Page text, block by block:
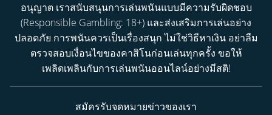
อนุญาต เราสนับสนุนการเล่นพนันแบบมีความรับผิดชอบ
(Responsible Gambling: 18+) และส่งเสริมการเล่นอย่าง
ปลอดภัย การพนันควรเป็นเรื่องสนุก ไม่ใช่วิธีหาเงิน อย่าลืม
ตรวจสอบเงื่อนไขของคาสิโนก่อนเล่นทุกครั้ง ขอให้
เพลิดเพลินกับการเล่นพนันออนไลน์อย่างมีสติ!
สมัครรับจดหมายข่าวของเรา